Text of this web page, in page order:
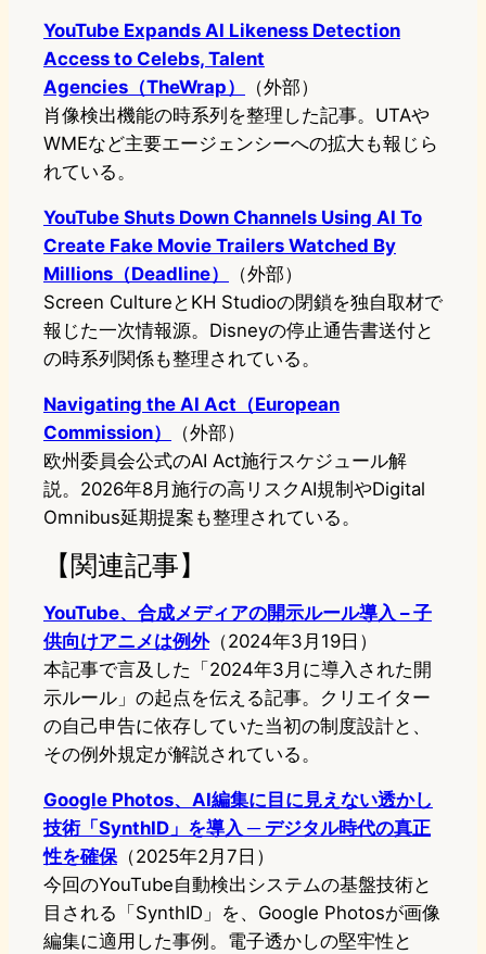
YouTube Expands AI Likeness Detection
Access to Celebs, Talent
Agencies（TheWrap）
（外部）
肖像検出機能の時系列を整理した記事。UTAや
WMEなど主要エージェンシーへの拡大も報じら
れている。
YouTube Shuts Down Channels Using AI To
Create Fake Movie Trailers Watched By
Millions（Deadline）
（外部）
Screen CultureとKH Studioの閉鎖を独自取材で
報じた一次情報源。Disneyの停止通告書送付と
の時系列関係も整理されている。
Navigating the AI Act（European
Commission）
（外部）
欧州委員会公式のAI Act施行スケジュール解
説。2026年8月施行の高リスクAI規制やDigital
Omnibus延期提案も整理されている。
【関連記事】
YouTube、合成メディアの開示ルール導入 – 子
供向けアニメは例外（2024年3月19日）
本記事で言及した「2024年3月に導入された開
示ルール」の起点を伝える記事。クリエイター
の自己申告に依存していた当初の制度設計と、
その例外規定が解説されている。
Google Photos、AI編集に目に見えない透かし
技術「SynthID」を導入 ─ デジタル時代の真正
性を確保（2025年2月7日）
今回のYouTube自動検出システムの基盤技術と
目される「SynthID」を、Google Photosが画像
編集に適用した事例。電子透かしの堅牢性と